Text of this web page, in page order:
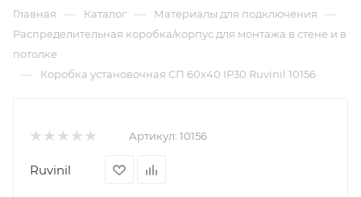
Главная — Каталог — Материалы для подключения —
Распределительная коробка/корпус для монтажа в стене и в
потолке
— Коробка установочная СП 60х40 IP30 Ruvinil 10156
Артикул: 10156
Ruvinil